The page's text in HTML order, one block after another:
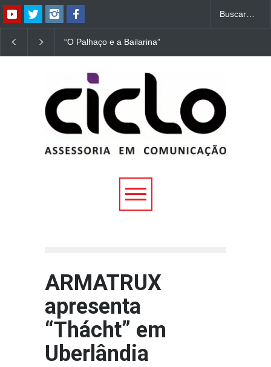
“O Palhaço e a Bailarina”
estreia hoje (1º) em
Uberlândia
Uberlândia
ARMATRUX
apresenta
“Thácht” em
Uberlândia